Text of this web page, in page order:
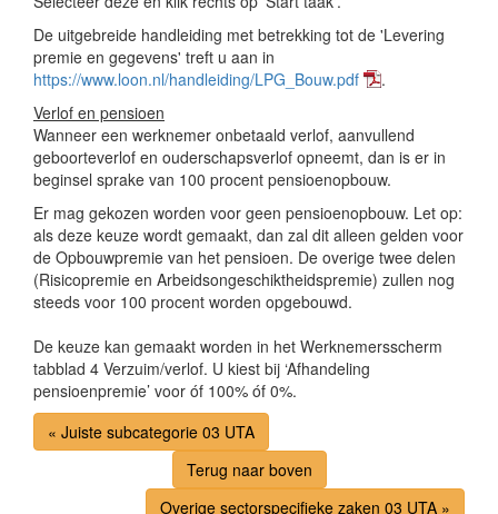
De uitgebreide handleiding met betrekking tot de 'Levering
premie en gegevens' treft u aan in
https://www.loon.nl/handleiding/LPG_Bouw.pdf
.
Verlof en pensioen
Wanneer een werknemer onbetaald verlof, aanvullend
geboorteverlof en ouderschapsverlof opneemt, dan is er in
beginsel sprake van 100 procent pensioenopbouw.
Er mag gekozen worden voor geen pensioenopbouw. Let op:
als deze keuze wordt gemaakt, dan zal dit alleen gelden voor
de Opbouwpremie van het pensioen. De overige twee delen
(Risicopremie en Arbeidsongeschiktheidspremie) zullen nog
steeds voor 100 procent worden opgebouwd.
De keuze kan gemaakt worden in het Werknemersscherm
tabblad 4 Verzuim/verlof. U kiest bij ‘Afhandeling
pensioenpremie’ voor óf 100% óf 0%.
« Juiste subcategorie 03 UTA
Terug naar boven
Overige sectorspecifieke zaken 03 UTA »